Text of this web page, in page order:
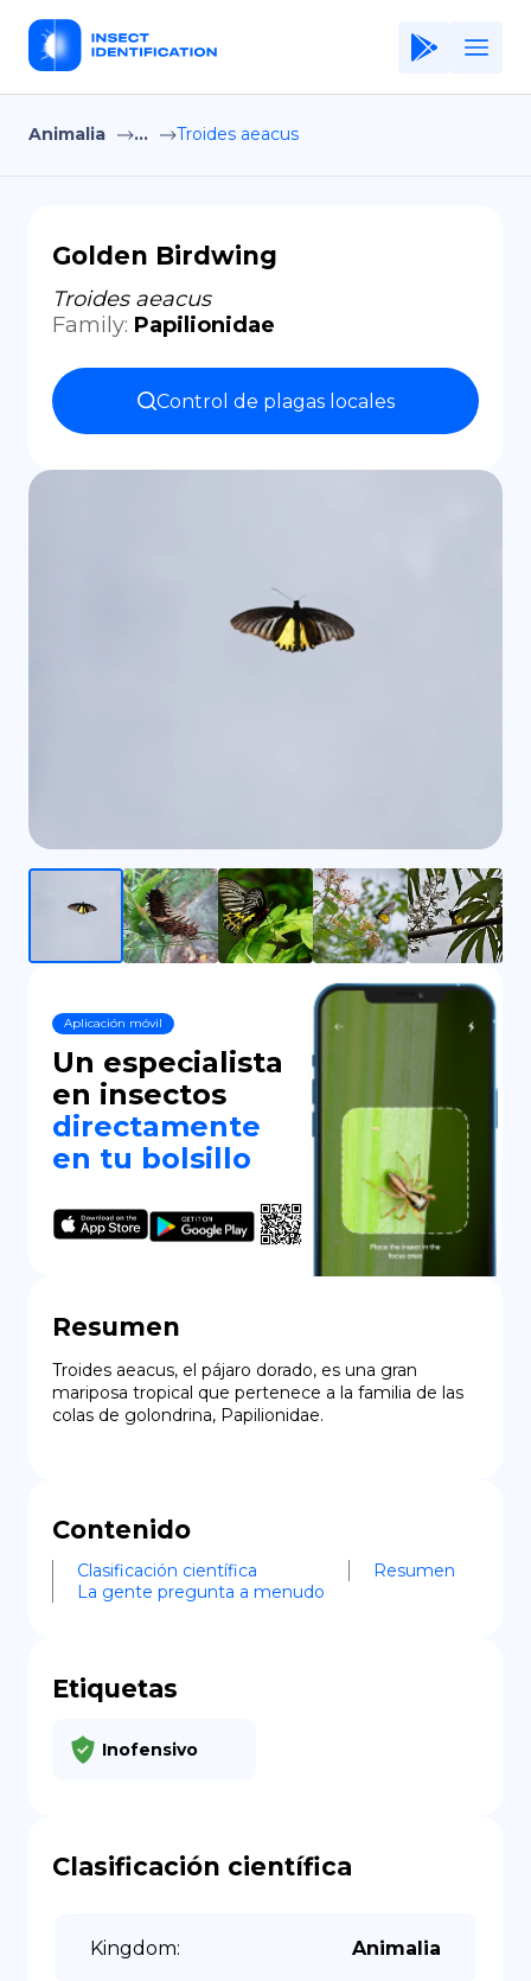
Home
Terms of Use
Privacy Policy
EN
DE
Animalia ... Troides aeacus
Golden Birdwing
Troides aeacus
Family: Papilionidae
Control de plagas locales
Aplicación móvil
Un especialista
en insectos
directamente
en tu bolsillo
Resumen
Troides aeacus, el pájaro dorado, es una gran
mariposa tropical que pertenece a la familia de las
colas de golondrina, Papilionidae.
Contenido
Clasificación científica
Resumen
La gente pregunta a menudo
Etiquetas
Inofensivo
Clasificación científica
Kingdom: Animalia